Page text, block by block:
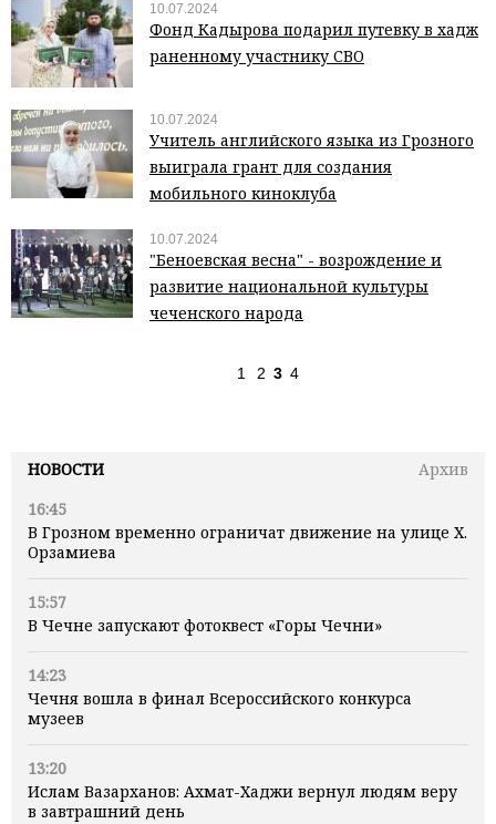
НОВОСТИ
Архив
16:45
В Грозном временно ограничат движение на улице Х.
Орзамиева
15:57
В Чечне запускают фотоквест «Горы Чечни»
14:23
Чечня вошла в финал Всероссийского конкурса
музеев
13:20
Ислам Вазарханов: Ахмат-Хаджи вернул людям веру
в завтрашний день
10.07.2024
Фонд Кадырова подарил путевку в хадж
раненному участнику СВО
10.07.2024
Учитель английского языка из Грозного
выиграла грант для создания
мобильного киноклуба
10.07.2024
"Беноевская весна" - возрождение и
развитие национальной культуры
чеченского народа
1 2 3 4